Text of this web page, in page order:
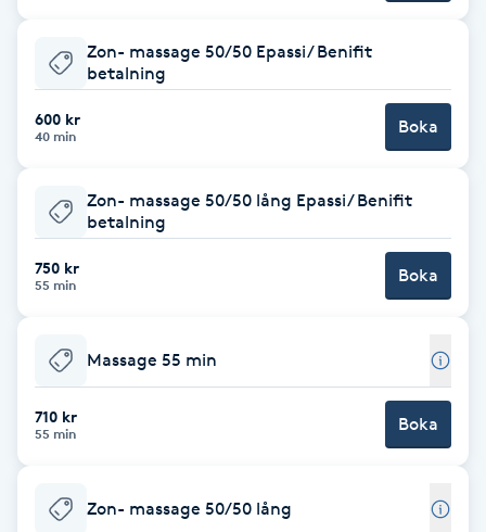
Brynfärgning
Brynplockning
Celluliter
Color correction
Cryoterapi
Zon- massage 50/50 Epassi/ Benifit
betalning
600 kr
40 min Boka
Zon- massage 50/50 lång Epassi/ Benifit
betalning
750 kr
55 min Boka
Massage 55 min
710 kr
55 min Boka
Zon- massage 50/50 lång